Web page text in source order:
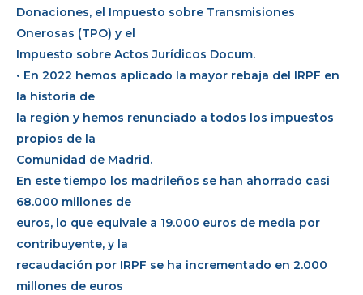
Donaciones, el Impuesto sobre Transmisiones
Onerosas (TPO) y el
Impuesto sobre Actos Jurídicos Docum.
• En 2022 hemos aplicado la mayor rebaja del IRPF en
la historia de
la región y hemos renunciado a todos los impuestos
propios de la
Comunidad de Madrid.
En este tiempo los madrileños se han ahorrado casi
68.000 millones de
euros, lo que equivale a 19.000 euros de media por
contribuyente, y la
recaudación por IRPF se ha incrementado en 2.000
millones de euros